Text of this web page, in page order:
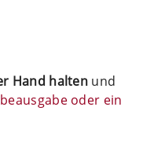
Hand halten und
oder ein